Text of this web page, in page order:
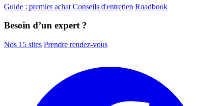
Guide : premier achat Conseils d'entretien Roadbook
Besoin d’un expert ?
Nos 15 sites Prendre rendez-vous